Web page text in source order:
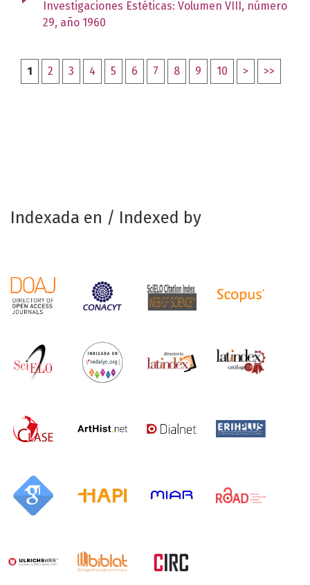
Investigaciones Estéticas: Volumen VIII, número
29, año 1960
1 2 3 4 5 6 7 8 9 10 > >>
Indexada en / Indexed by